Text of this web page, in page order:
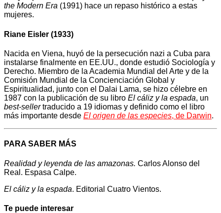
the Modern Era (1991) hace un repaso histórico a estas
mujeres.
Riane Eisler (1933)
Nacida en Viena, huyó de la persecución nazi a Cuba para
instalarse finalmente en EE.UU., donde estudió Sociología y
Derecho. Miembro de la Academia Mundial del Arte y de la
Comisión Mundial de la Concienciación Global y
Espiritualidad, junto con el Dalai Lama, se hizo célebre en
1987 con la publicación de su libro El cáliz y la espada, un
best-sellertraducido a 19 idiomas y definido como el libro
más importante desde El origen de las especies, de Darwin.
PARA SABER MÁS
Realidad y leyenda de las amazonas. Carlos Alonso del
Real. Espasa Calpe.
El cáliz y la espada. Editorial Cuatro Vientos.
Te puede interesar